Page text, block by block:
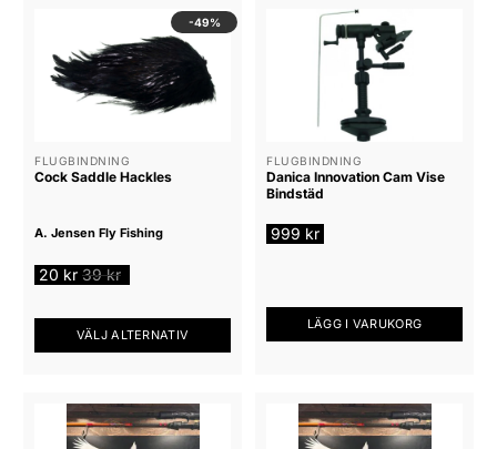
flera
varianter.
alternativen
kan
produkten
alternativen
kan
väljas
på
produktsidan
-49%
FLUGBINDNING
Cock Saddle Hackles
A. Jensen Fly Fishing
20 kr 39kr
VÄLJ ALTERNATIV
produkten
FLUGBINDNING
Danica Innovation Cam Vise
Bindstäd
999 kr
LÄGG I VARUKORG